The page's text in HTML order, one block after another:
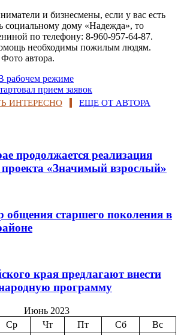
и бизнесмены, если у вас есть
социальному дому «Надежда», то
по телефону: 8-960-957-64-87.
необходимы пожилым людям.
автора.
рабочем режиме
прием заявок
ИНТЕРЕСНО ЕЩЕ ОТ АВТОРА
продолжается реализация
проекта «Значимый взрослый»
общения старшего поколения в
края предлагают внести
программу
Июнь 2023
Ср Чт Пт Сб
Вс